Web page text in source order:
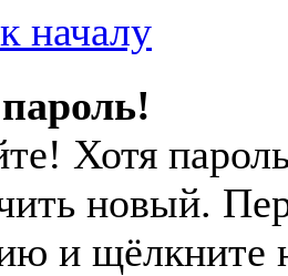
началу
Хотя
новый.
и щёлкните